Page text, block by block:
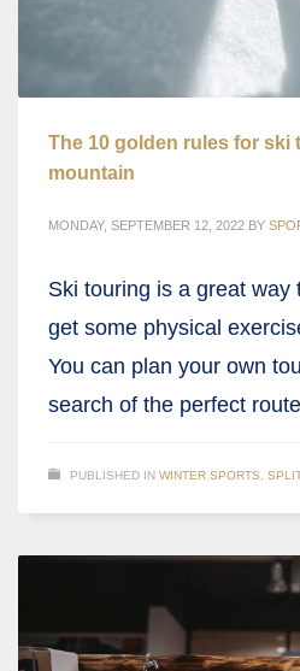
The 10 golden rules for ski
mountain
MONDAY, SEPTEMBER 12, 2022 BY
Ski touring is a great way
get some physical
You can plan your own
search of the perfect
PUBLISHED IN WINTER SPORTS